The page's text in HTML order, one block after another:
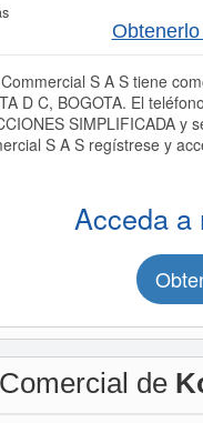
S A S tiene
D C, BOGOTA. El
SIMPLIFICADA
S A S regístrese y
Acceda a
de